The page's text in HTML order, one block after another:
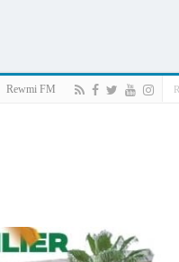
Rewmi FM